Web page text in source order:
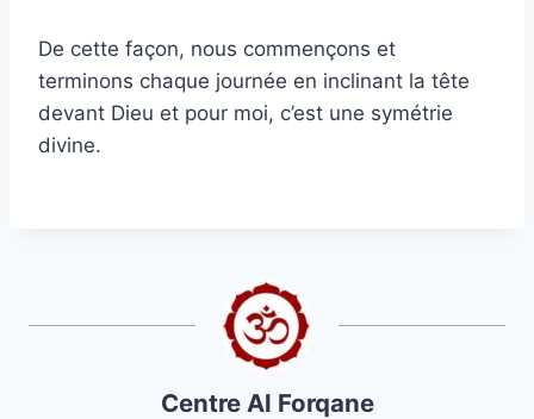
De cette façon, nous commençons et
terminons chaque journée en inclinant la tête
devant Dieu et pour moi, c’est une symétrie
divine.
Centre Al Forqane